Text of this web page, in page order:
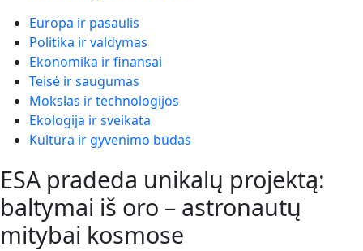
Europa ir pasaulis
Politika ir valdymas
Ekonomika ir finansai
Teisė ir saugumas
Mokslas ir technologijos
Ekologija ir sveikata
Kultūra ir gyvenimo būdas
ESA pradeda unikalų projektą:
baltymai iš oro – astronautų
mitybai kosmose